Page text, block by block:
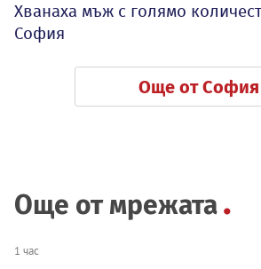
Хванаха мъж с голямо
София
Още от София
Още от мрежата
1 час